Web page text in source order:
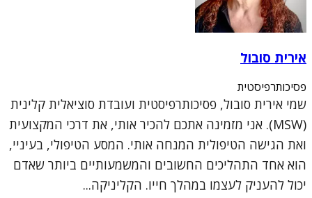
אירית סובול
פסיכותרפיסטית
שמי אירית סובול, פסיכותרפיסטית ועובדת סוציאלית קלינית
(MSW). אני מזמינה אתכם להכיר אותי, את דרכי המקצועית
ואת הגישה הטיפולית המנחה אותי. המסע הטיפולי, בעיניי,
הוא אחד התהליכים החשובים והמשמעותיים ביותר שאדם
יכול להעניק לעצמו במהלך חייו. הקליניקה...